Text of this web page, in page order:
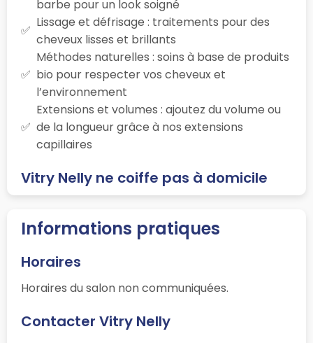
barbe pour un look soigné
Lissage et défrisage : traitements pour des
cheveux lisses et brillants
Méthodes naturelles : soins à base de produits
bio pour respecter vos cheveux et
l’environnement
Extensions et volumes : ajoutez du volume ou
de la longueur grâce à nos extensions
capillaires
Vitry Nelly ne coiffe pas à domicile
Informations pratiques
Horaires
Horaires du salon non communiquées.
Contacter Vitry Nelly